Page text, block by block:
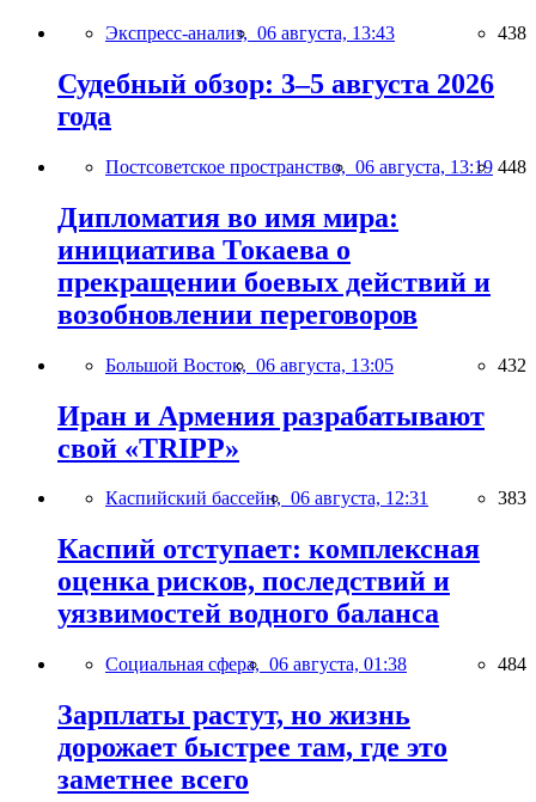
Экспресс-анализ, 06 августа, 13:43 438
Судебный обзор: 3–5 августа 2026
года
Постсоветское пространство, 06 августа, 13:19 448
Дипломатия во имя мира:
инициатива Токаева о
прекращении боевых действий и
возобновлении переговоров
Большой Восток, 06 августа, 13:05 432
Иран и Армения разрабатывают
свой «TRIPP»
Каспийский бассейн, 06 августа, 12:31 383
Каспий отступает: комплексная
оценка рисков, последствий и
уязвимостей водного баланса
Социальная сфера, 06 августа, 01:38 484
Зарплаты растут, но жизнь
дорожает быстрее там, где это
заметнее всего